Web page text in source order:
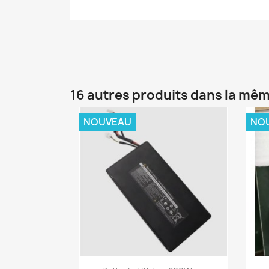
16 autres produits dans la
NOUVEAU